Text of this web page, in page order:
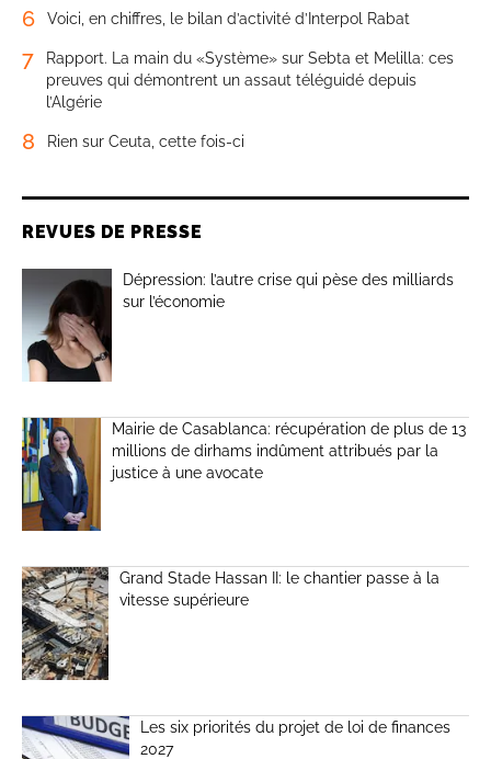
6 Voici, en chiffres, le bilan d’activité d’Interpol Rabat
7
Rapport. La main du «Système» sur Sebta et Melilla: ces
preuves qui démontrent un assaut téléguidé depuis
l’Algérie
8 Rien sur Ceuta, cette fois-ci
REVUES DE PRESSE
Dépression: l’autre crise qui pèse des milliards
sur l’économie
Mairie de Casablanca: récupération de plus de 13
millions de dirhams indûment attribués par la
justice à une avocate
Grand Stade Hassan II: le chantier passe à la
vitesse supérieure
Les six priorités du projet de loi de finances
2027